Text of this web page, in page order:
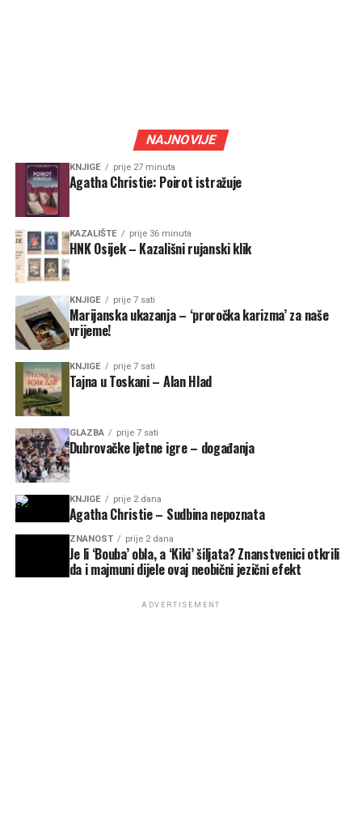
NAJNOVIJE
KNJIGE prije 27 minuta
Agatha Christie: Poirot istražuje
KAZALIŠTE prije 36 minuta
HNK Osijek – Kazališni rujanski klik
KNJIGE prije 7 sati
Marijanska ukazanja – ‘proročka karizma’ za naše
vrijeme!
KNJIGE prije 7 sati
Tajna u Toskani – Alan Hlad
GLAZBA prije 7 sati
Dubrovačke ljetne igre – događanja
KNJIGE prije 2 dana
Agatha Christie – Sudbina nepoznata
ZNANOST prije 2 dana
Je li ‘Bouba’ obla, a ‘Kiki’ šiljata? Znanstvenici otkrili
da i majmuni dijele ovaj neobični jezični efekt
ADVERTISEMENT